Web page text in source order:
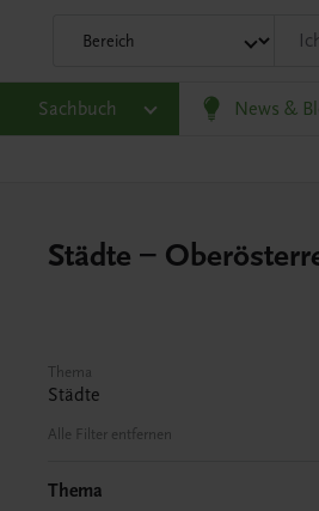
Sachbuch News &
und Wirtschaft Karriere und
Städte –
Thema
Städte
Alle Filter entfernen
Thema